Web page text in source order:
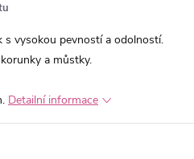
s vysokou pevností a odolností.
a můstky.
Detailní informace